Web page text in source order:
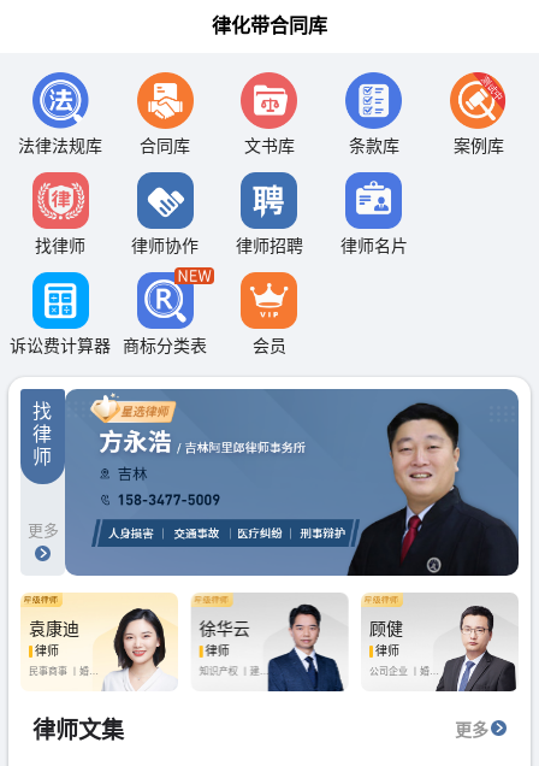
律化带合同库
法律法规库 合同库 文书库 条款库 案例库
找律师 律师协作 律师招聘 律师名片
诉讼费计算器 商标分类表 会员
找
律
师
更多
袁康迪
律师
民事商事 丨 婚姻
徐华云
律师
知识产权 丨 建设
顾健
律师
公司企业 丨婚姻
房产纠纷
律师文集 更多